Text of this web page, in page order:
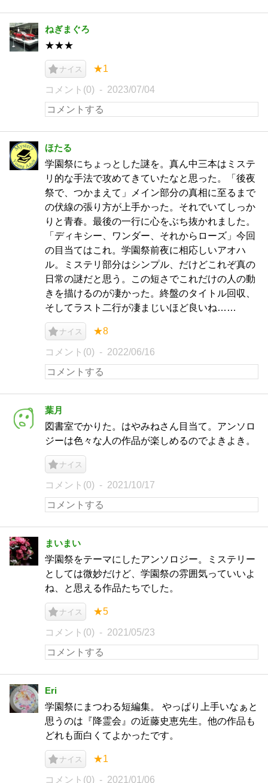
ねぎまぐろ
★★★
ナイス ★1
コメント(0) 2023/07/04
ほたる
学園祭にちょっとした謎を。真ん中三本はミステ
リ的な手法で攻めてきていたなと思った。「後夜
祭で、つかまえて」メイン部分の真相に至るまで
の伏線の張り方が上手かった。それでいてしっか
りと青春。最後の一行に心をぶち抜かれました。
「ディキシー、ワンダー、それからローズ」今回
の目当てはこれ。学園祭前夜に相応しいアオハ
ル。ミステリ部分はシンプル、だけどこれぞ真の
日常の謎だと思う。この短さでこれだけの人の動
きを描けるのが凄かった。終盤のタイトル回収、
そしてラスト二行が凄まじいほど良いね……
ナイス ★8
コメント(0) 2022/06/16
葉月
図書室でかりた。はやみねさん目当て。アンソロ
ジーは色々な人の作品が楽しめるのでよきよき。
ナイス
コメント(0) 2021/10/17
まいまい
学園祭をテーマにしたアンソロジー。ミステリー
としては微妙だけど、学園祭の雰囲気っていいよ
ね、と思える作品たちでした。
ナイス ★5
コメント(0) 2021/05/23
Eri
学園祭にまつわる短編集。 やっぱり上手いなぁと
思うのは『降霊会』の近藤史恵先生。他の作品も
どれも面白くてよかったです。
ナイス ★1
コメント(0) 2021/01/06